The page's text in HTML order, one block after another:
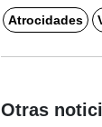
Atrocidades
Otras